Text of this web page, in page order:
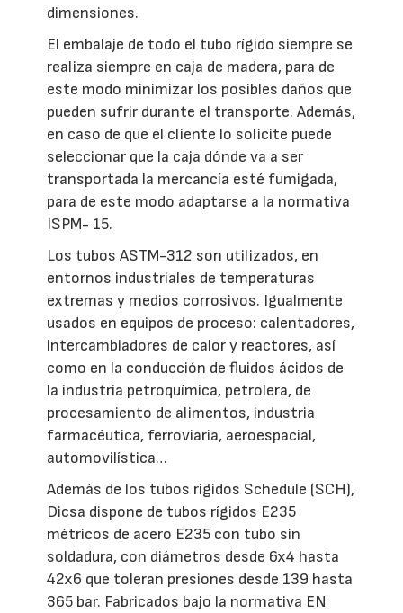
dimensiones.
El embalaje de todo el tubo rígido siempre se
realiza siempre en caja de madera, para de
este modo minimizar los posibles daños que
pueden sufrir durante el transporte. Además,
en caso de que el cliente lo solicite puede
seleccionar que la caja dónde va a ser
transportada la mercancía esté fumigada,
para de este modo adaptarse a la normativa
ISPM- 15.
Los tubos ASTM-312 son utilizados, en
entornos industriales de temperaturas
extremas y medios corrosivos. Igualmente
usados en equipos de proceso: calentadores,
intercambiadores de calor y reactores, así
como en la conducción de fluidos ácidos de
la industria petroquímica, petrolera, de
procesamiento de alimentos, industria
farmacéutica, ferroviaria, aeroespacial,
automovilística…
Además de los tubos rígidos Schedule (SCH),
Dicsa dispone de tubos rígidos E235
métricos de acero E235 con tubo sin
soldadura, con diámetros desde 6x4 hasta
42x6 que toleran presiones desde 139 hasta
365 bar. Fabricados bajo la normativa EN